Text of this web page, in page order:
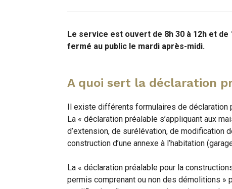
Le service est ouvert de 8h 30 à 12h et de
fermé au public le mardi après-midi.
A quoi sert la déclaration
Il existe différents formulaires de déclaration
La « déclaration préalable s’appliquant aux
d’extension, de surélévation, de modification
construction d’une annexe à l’habitation
La « déclaration préalable pour la
permis comprenant ou non des démolitions »